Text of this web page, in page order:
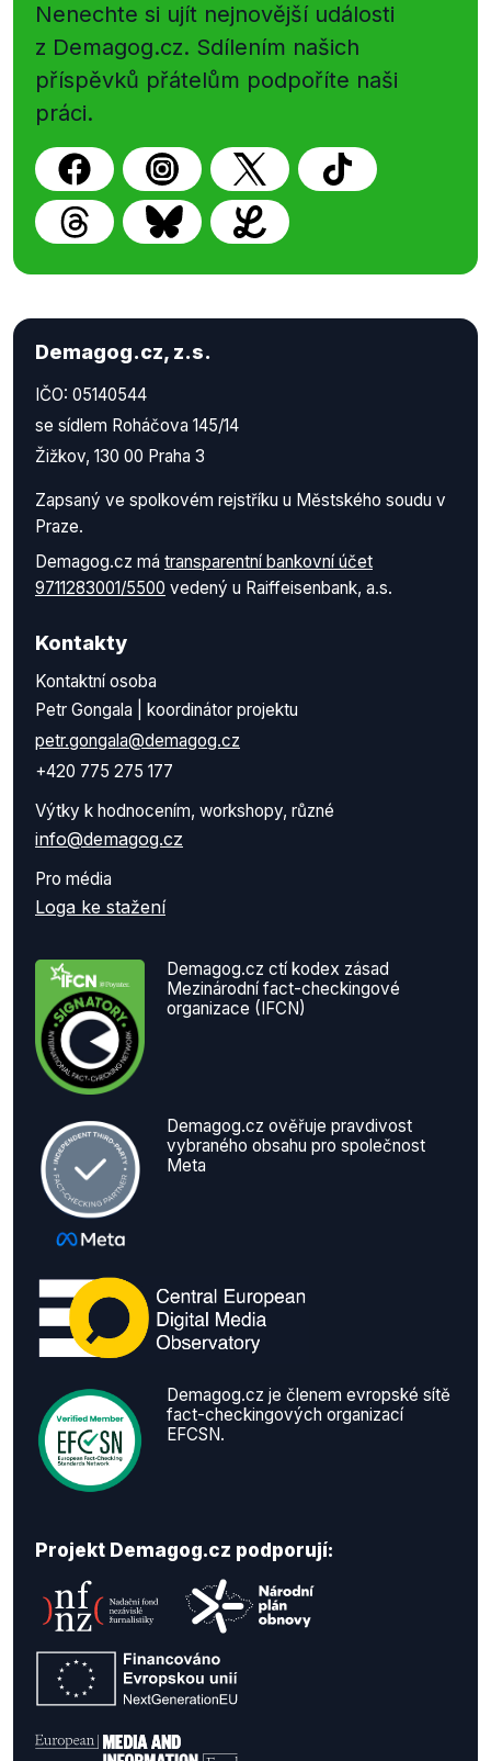
Nenechte si ujít nejnovější události
z Demagog.cz. Sdílením našich
příspěvků přátelům podpoříte naši
práci.
Demagog.cz, z.s.
IČO: 05140544
se sídlem Roháčova 145/14
Žižkov, 130 00 Praha 3
Zapsaný ve spolkovém rejstříku u Městského soudu v
Praze.
Demagog.cz má transparentní bankovní účet
9711283001/5500 vedený u Raiffeisenbank, a.s.
Kontakty
Kontaktní osoba
Petr Gongala | koordinátor projektu
petr.gongala@demagog.cz
+420 775 275 177
Výtky k hodnocením, workshopy, různé
info@demagog.cz
Pro média
Loga ke stažení
Demagog.cz ctí kodex zásad
Mezinárodní fact-checkingové
organizace (IFCN)
Demagog.cz ověřuje pravdivost
vybraného obsahu pro společnost
Meta
Demagog.cz je členem evropské sítě
fact-checkingových organizací
EFCSN.
Projekt Demagog.cz podporují: